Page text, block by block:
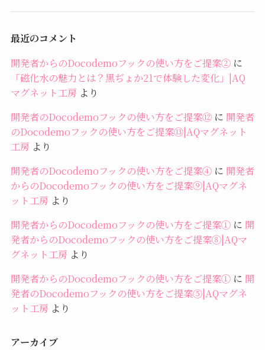
最近のコメント
開発者からのDocodemoフックの使い方をご提案②に
「磁化水の魅力とは？黒ぢょか21で体験した変化」|AQ
マグネット工房 より
開発者のDocodemoフックの使い方をご提案⑫に 開発者
のDocodemoフックの使い方をご提案⑬|AQマグネット
工房 より
開発者のDocodemoフックの使い方をご提案④に 開発者
からのDocodemoフックの使い方をご提案⑨|AQマグネ
ット工房 より
開発者からのDocodemoフックの使い方をご提案①に 開
発者からのDocodemoフックの使い方をご提案⑧|AQマ
グネット工房 より
開発者からのDocodemoフックの使い方をご提案①に 開
発者のDocodemoフックの使い方をご提案⑤|AQマグネ
ット工房 より
アーカイブ